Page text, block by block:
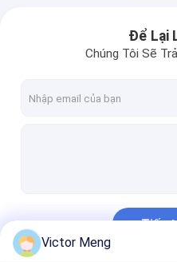
Hàng rào lưới liên kết
Hàng rào lưới chống trèo
Lưới kim loại đục lỗ
Để Lại
Chúng Tôi Sẽ
Tiếp
Victor Meng